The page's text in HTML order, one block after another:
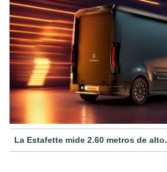
La Estafette mide 2.60 metros de alto.